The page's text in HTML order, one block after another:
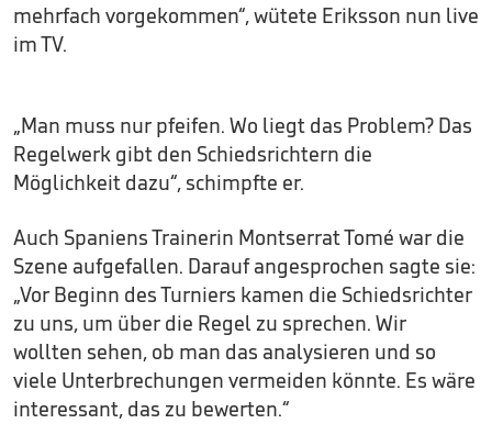
mehrfach vorgekommen“, wütete Eriksson nun live
im TV.
„Man muss nur pfeifen. Wo liegt das Problem? Das
Regelwerk gibt den Schiedsrichtern die
Möglichkeit dazu“, schimpfte er.
Auch Spaniens Trainerin Montserrat Tomé war die
Szene aufgefallen. Darauf angesprochen sagte sie:
„Vor Beginn des Turniers kamen die Schiedsrichter
zu uns, um über die Regel zu sprechen. Wir
wollten sehen, ob man das analysieren und so
viele Unterbrechungen vermeiden könnte. Es wäre
interessant, das zu bewerten.“